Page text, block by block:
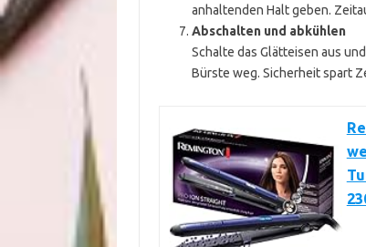
anhaltenden Halt geben.
Abschalten und abkühlen
Schalte das Glätteisen aus
Bürste weg. Sicherheit spart